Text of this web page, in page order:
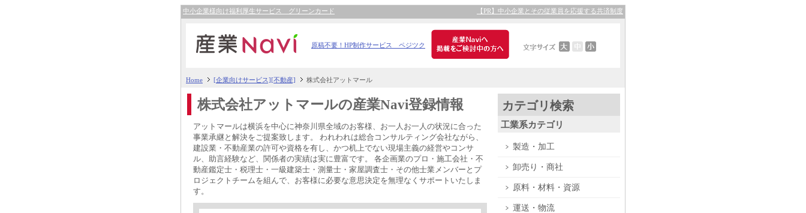
中小企業様向け福利厚生サービス グリーンカード 【PR】中小企業とその従業員を応援する共済制度
原稿不要！HP制作サービス ペジツク
Home [企業向けサービス][不動産] 株式会社アットマール
株式会社アットマールの産業Navi登録情報
アットマールは横浜を中心に神奈川県全域のお客様、お一人お一人の状況に合った
事業承継と解決をご提案致します。 われわれは総合コンサルティング会社ながら、
建設業・不動産業の許可や資格を有し、かつ机上でない現場主義の経営やコンサ
ル、助言経験など、関係者の実績は実に豊富です。 各企画業のプロ・施工会社・不
動産鑑定士・税理士・一級建築士・測量士・家屋調査士・その他士業メンバーとプ
ロジェクトチームを組んで、お客様に必要な意思決定を無理なくサポートいたしま
す。
カテゴリ検索
工業系カテゴリ
製造・加工
卸売り・商社
原料・材料・資源
運送・物流